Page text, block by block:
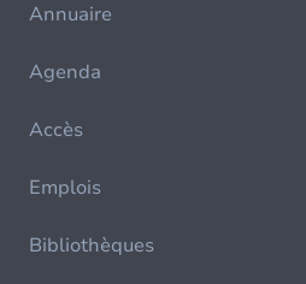
Annuaire
Agenda
Accès
Emplois
Bibliothèques